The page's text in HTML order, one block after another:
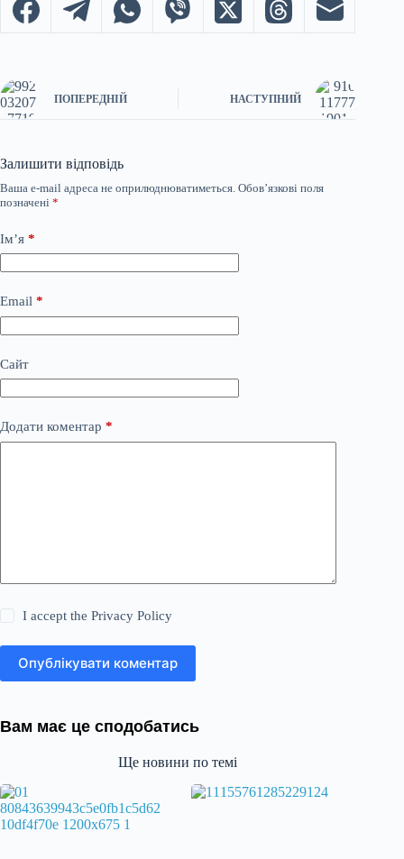
ПОПЕРЕДНІЙ НАСТУПНИЙ
Залишити відповідь
Ваша e-mail адреса не оприлюднюватиметься. Обов’язкові поля
позначені *
Ім’я *
Email *
Сайт
Додати коментар *
I accept thePrivacy Policy
Опублікувати коментар
Вам має це сподобатись
Ще новини по темі